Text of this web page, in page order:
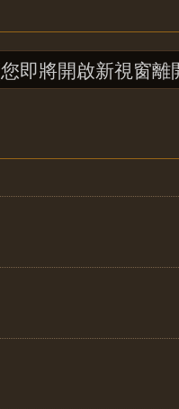
即將開啟新視窗離